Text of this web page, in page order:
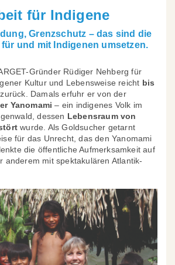
für Indigene
Grenzschutz – das sind die
und mit Indigenen umsetzen.
Gründer Rüdiger Nehberg für
Kultur und Lebensweise reicht bis
zurück. Damals erfuhr er von der
Yanomami – ein indigenes Volk im
dessen Lebensraum von
wurde. Als Goldsucher getarnt
für das Unrecht, das den Yanomami
die öffentliche Aufmerksamkeit auf
anderem mit spektakulären Atlantik-